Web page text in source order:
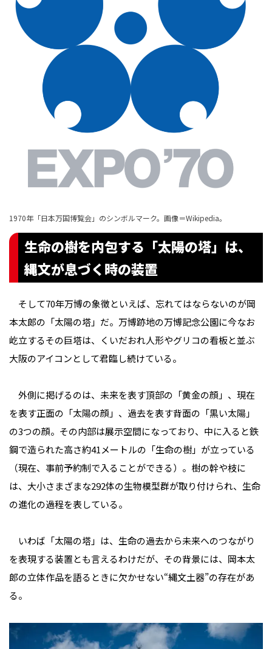
1970年「日本万国博覧会」のシンボルマーク。 画像＝Wikipedia。
生命の樹を内包する「太陽の塔」は、
縄文が息づく時の装置
そして70年万博の象徴といえば、忘れてはならないのが岡
本太郎の「太陽の塔」だ。万博跡地の万博記念公園に今なお
屹立するその巨塔は、くいだおれ人形やグリコの看板と並ぶ
大阪のアイコンとして君臨し続けている。
外側に掲げるのは、未来を表す頂部の「黄金の顔」、現在
を表す正面の「太陽の顔」、過去を表す背面の「黒い太陽」
の3つの顔。その内部は展示空間になっており、中に入ると鉄
鋼で造られた高さ約41メートルの「生命の樹」が立っている
（現在、事前予約制で入ることができる）。樹の幹や枝に
は、大小さまざまな292体の生物模型群が取り付けられ、生命
の進化の過程を表している。
いわば「太陽の塔」は、生命の過去から未来へのつながり
を表現する装置とも言えるわけだが、その背景には、岡本太
郎の立体作品を語るときに欠かせない“縄文土器”の存在があ
る。